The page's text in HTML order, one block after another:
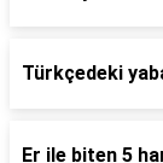
Türkçedeki
Er ile biten 5